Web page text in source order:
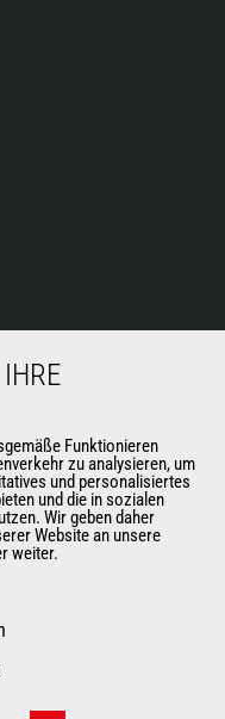
Funktionieren
zu analysieren, um
und personalisiertes
und die in sozialen
Wir geben daher
Website an unsere
weiter.